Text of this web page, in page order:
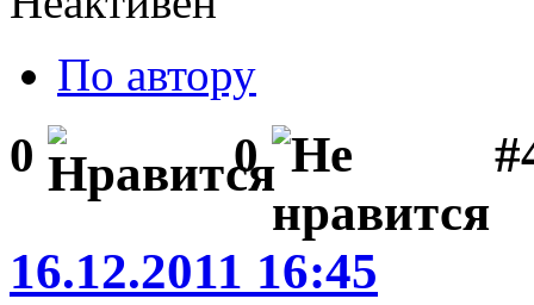
По автору
0 0
16.12.2011 16:45